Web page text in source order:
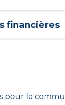
financières
pour la